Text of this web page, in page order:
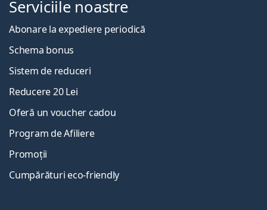
Serviciile noastre
Abonare la expediere periodică
Schema bonus
Sistem de reduceri
Reducere 20 Lei
Oferă un voucher cadou
Program de Afiliere
Promoții
Cumpărături eco-friendly